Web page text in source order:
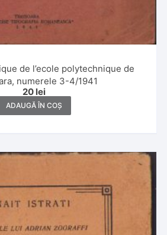
de l’ecole polytechnique de
numerele 3-4/1941
20 lei
ADAUGĂ ÎN COȘ